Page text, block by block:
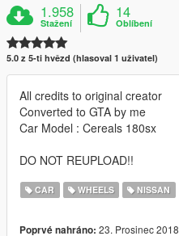
1.958
Stažení
14
Oblíbení
5.0 z 5-ti hvězd (hlasoval 1 uživatel)
All credits to original creator
Converted to GTA by me
Car Model : Cereals 180sx
DO NOT REUPLOAD!!
CAR WHEELS NISSAN
Poprvé nahráno: 23. Prosinec 2018